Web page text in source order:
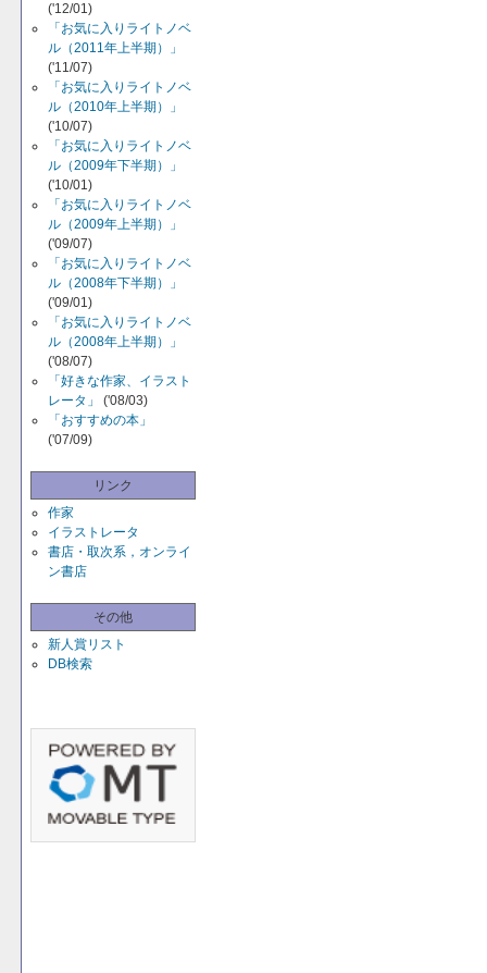
('12/01)
「お気に入りライトノベ
ル（2011年上半期）」
('11/07)
「お気に入りライトノベ
ル（2010年上半期）」
('10/07)
「お気に入りライトノベ
ル（2009年下半期）」
('10/01)
「お気に入りライトノベ
ル（2009年上半期）」
('09/07)
「お気に入りライトノベ
ル（2008年下半期）」
('09/01)
「お気に入りライトノベ
ル（2008年上半期）」
('08/07)
「好きな作家、イラスト
レータ」
('08/03)
「おすすめの本」
('07/09)
リンク
作家
イラストレータ
書店・取次系，オンライ
ン書店
その他
新人賞リスト
DB検索